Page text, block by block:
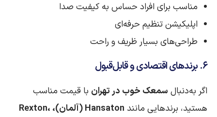
مناسب برای افراد حساس به کیفیت صدا
اپلیکیشن تنظیم حرفه‌ای
طراحی‌های بسیار ظریف و راحت
۶. برندهای اقتصادی و قابل‌قبول
اگر به‌دنبال سمعک خوب در تهران با قیمت مناسب
هستید، برندهایی مانند
Hansaton (آلمان)، Rexton،